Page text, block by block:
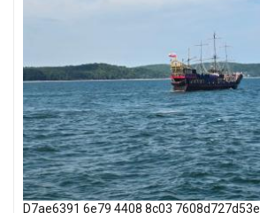
D7ae6391 6e79 4408 8c03 7608d727d53e